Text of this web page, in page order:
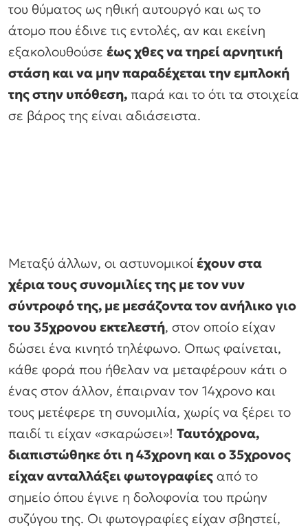
του θύματος ως ηθική αυτουργό και ως το
άτομο που έδινε τις εντολές, αν και εκείνη
εξακολουθούσε έως χθες να τηρεί αρνητική
στάση και να μην παραδέχεται την εμπλοκή
της στην υπόθεση, παρά και το ότι τα στοιχεία
σε βάρος της είναι αδιάσειστα.
Μεταξύ άλλων, οι αστυνομικοίέχουν στα
χέρια τους συνομιλίες της με τον νυν
σύντροφό της, με μεσάζοντα τον ανήλικο γιο
του 35χρονου εκτελεστή, στον οποίο είχαν
δώσει ένα κινητό τηλέφωνο. Οπως φαίνεται,
κάθε φορά που ήθελαν να μεταφέρουν κάτι ο
ένας στον άλλον, έπαιρναν τον 14χρονο και
τους μετέφερε τη συνομιλία, χωρίς να ξέρει το
παιδί τι είχαν «σκαρώσει»! Ταυτόχρονα,
διαπιστώθηκε ότι η 43χρονη και ο 35χρονος
είχαν ανταλλάξει φωτογραφίες από το
σημείο όπου έγινε η δολοφονία του πρώην
συζύγου της. Οι φωτογραφίες είχαν σβηστεί,